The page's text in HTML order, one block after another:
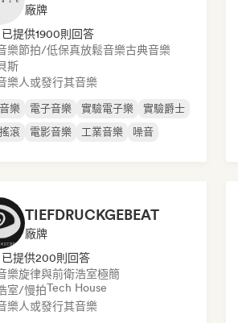
廠牌
已提供1900則回答
樂節拍/低保真放鬆音樂古典音樂
斯
樂人或發行其音樂
樂 電子音樂 實驗電子樂
實驗爵士
滾
電影音樂 工業音樂 噪音
TIEFDRUCKGEBEAT
廠牌
已提供200則回答
樂旋律與前衛浩室極簡
室/慢拍Tech House
樂人或發行其音樂